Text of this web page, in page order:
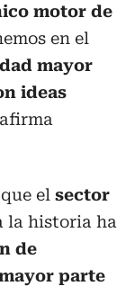
motor de
en el
mayor
ideas
el sector
la historia ha
de
parte